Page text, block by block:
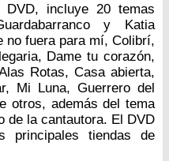
DVD, incluye 20 temas
y Katia
no fuera para mí, Colibrí,
Dame tu corazón,
Rotas, Casa abierta,
Mi Luna, Guerrero del
otros, además del tema
de la cantautora. El DVD
principales tiendas de